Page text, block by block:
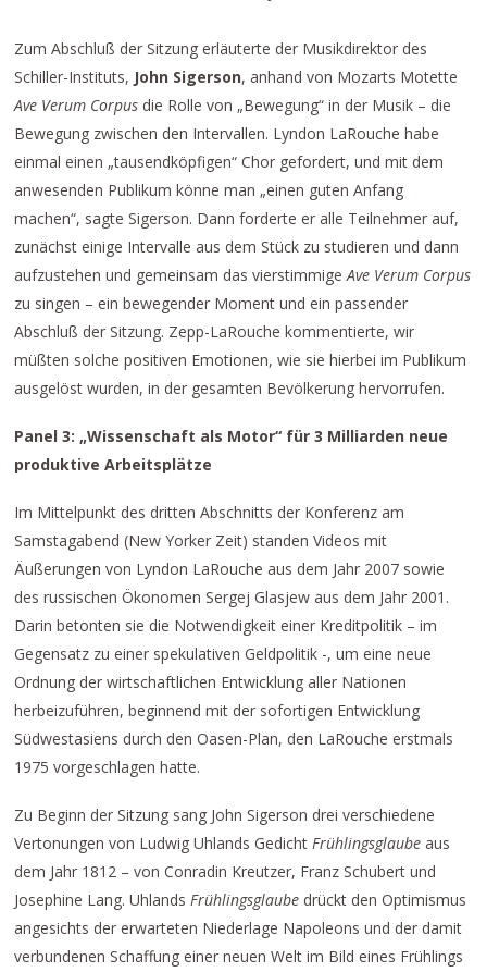
Zum Abschluß der Sitzung erläuterte der Musikdirektor des
Schiller-Instituts, John Sigerson, anhand von Mozarts Motette
Ave Verum Corpus die Rolle von „Bewegung“ in der Musik – die
Bewegung zwischen den Intervallen. Lyndon LaRouche habe
einmal einen „tausendköpfigen“ Chor gefordert, und mit dem
anwesenden Publikum könne man „einen guten Anfang
machen“, sagte Sigerson. Dann forderte er alle Teilnehmer auf,
zunächst einige Intervalle aus dem Stück zu studieren und dann
aufzustehen und gemeinsam das vierstimmigeAve Verum Corpus
zu singen – ein bewegender Moment und ein passender
Abschluß der Sitzung. Zepp-LaRouche kommentierte, wir
müßten solche positiven Emotionen, wie sie hierbei im Publikum
ausgelöst wurden, in der gesamten Bevölkerung hervorrufen.
Panel 3: „Wissenschaft als Motor“ für 3 Milliarden neue
produktive Arbeitsplätze
Im Mittelpunkt des dritten Abschnitts der Konferenz am
Samstagabend (New Yorker Zeit) standen Videos mit
Äußerungen von Lyndon LaRouche aus dem Jahr 2007 sowie
des russischen Ökonomen Sergej Glasjew aus dem Jahr 2001.
Darin betonten sie die Notwendigkeit einer Kreditpolitik – im
Gegensatz zu einer spekulativen Geldpolitik -, um eine neue
Ordnung der wirtschaftlichen Entwicklung aller Nationen
herbeizuführen, beginnend mit der sofortigen Entwicklung
Südwestasiens durch den Oasen-Plan, den LaRouche erstmals
1975 vorgeschlagen hatte.
Zu Beginn der Sitzung sang John Sigerson drei verschiedene
Vertonungen von Ludwig Uhlands Gedicht Frühlingsglaube aus
dem Jahr 1812 – von Conradin Kreutzer, Franz Schubert und
Josephine Lang. Uhlands Frühlingsglaube drückt den Optimismus
angesichts der erwarteten Niederlage Napoleons und der damit
verbundenen Schaffung einer neuen Welt im Bild eines Frühlings